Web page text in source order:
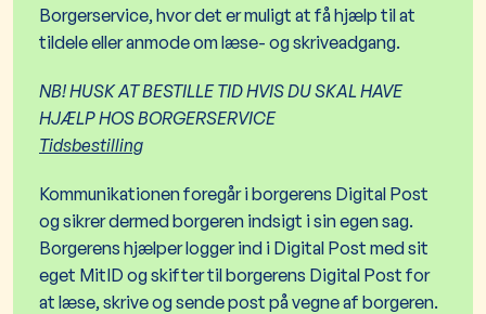
Borgerservice, hvor det er muligt at få hjælp til at
tildele eller anmode om læse- og skriveadgang.
NB! HUSK AT BESTILLE TID HVIS DU SKAL HAVE
HJÆLP HOS BORGERSERVICE
Tidsbestilling
Kommunikationen foregår i borgerens Digital Post
og sikrer dermed borgeren indsigt i sin egen sag.
Borgerens hjælper logger ind i Digital Post med sit
eget MitID og skifter til borgerens Digital Post for
at læse, skrive og sende post på vegne af borgeren.